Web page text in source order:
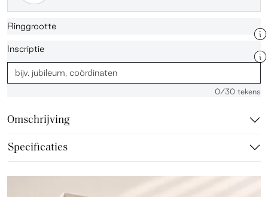
Ringgrootte
Inscriptie
0/30 tekens
Omschrijving
Specificaties